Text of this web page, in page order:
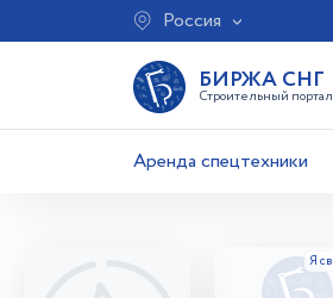
Россия
БИРЖА СНГ
Строительный портал
Аренда спецтехники